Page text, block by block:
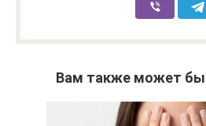
Вам также может